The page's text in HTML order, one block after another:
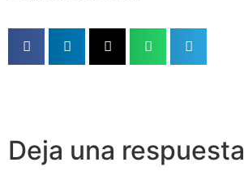
Deja una respuesta